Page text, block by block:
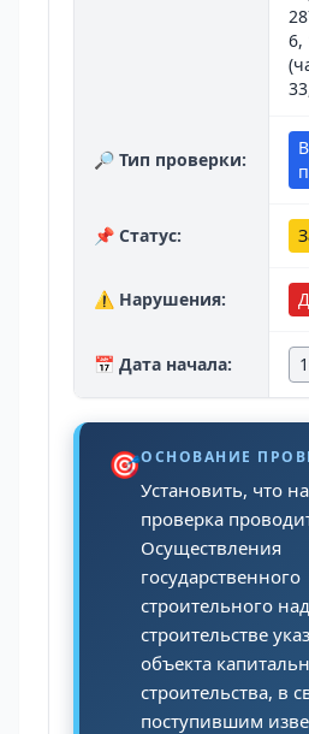
6,
🔎 Тип проверки:
📌 Статус:
⚠️ Нарушения:
📅 Дата начала:
🎯ОСНОВАНИЕ
Установить, что
проверка
Осуществления
государственного
строительного
строительстве
объекта
строительства, в
поступившим